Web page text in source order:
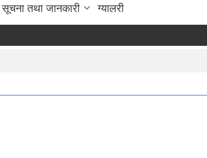
सूचना तथा जानकारी ग्यालरी